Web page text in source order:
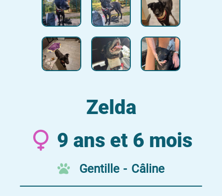
Zelda
9 ans et 6 mois
Gentille - Câline